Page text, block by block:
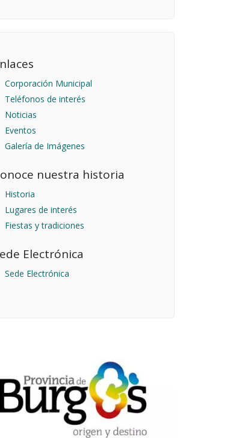
Corporación Municipal
Teléfonos de interés
Noticias
Eventos
Galería de Imágenes
nuestra historia
Historia
Lugares de interés
Fiestas y tradiciones
Electrónica
Sede Electrónica